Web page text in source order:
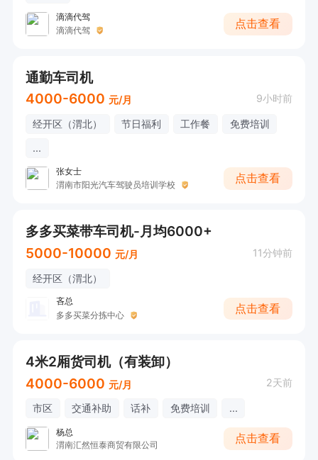
滴滴代驾
滴滴代驾
点击查看
通勤车司机
4000-6000 元/月 9小时前
经开区（渭北） 节日福利 工作餐
免费培训
...
张女士
渭南市阳光汽车驾驶员培训学校
点击查看
多多买菜带车司机-月均6000+
5000-10000 元/月 11分钟前
经开区（渭北）
吝总
多多买菜分拣中心
点击查看
4米2厢货司机（有装卸）
4000-6000 元/月 2天前
市区 交通补助 话补 免费培训 ...
杨总
渭南汇然恒泰商贸有限公司
点击查看